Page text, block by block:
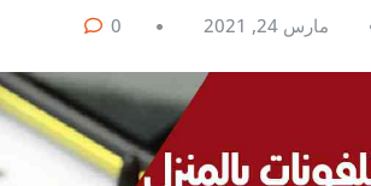
مارس 24, 2021 0